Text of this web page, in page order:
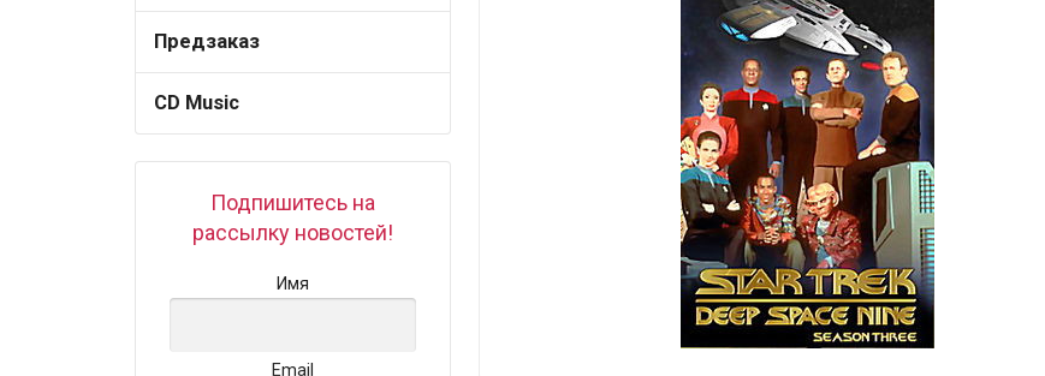
Предзаказ
CD Music
Подпишитесь на
рассылку новостей!
Имя
Email